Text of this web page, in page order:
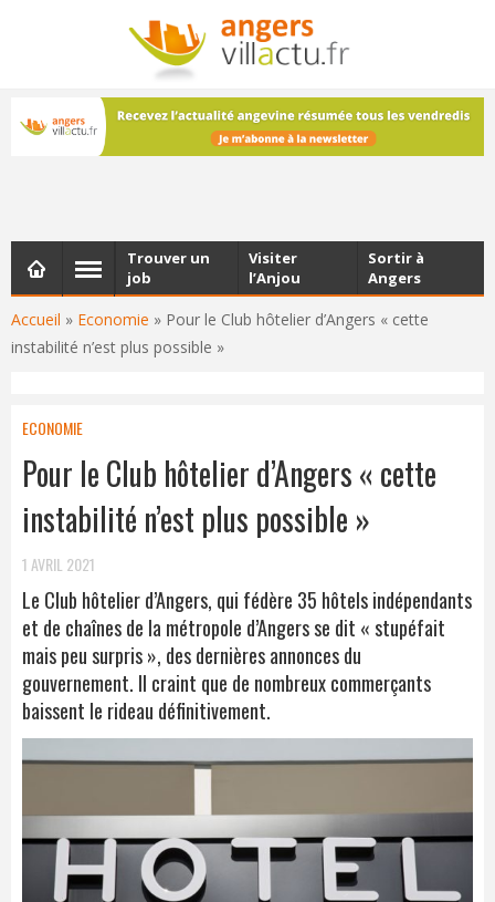
NEWSLETTER
Les dernières actualités d'Angers, chaque vendredi dans
votre boîte e-mail
Accueil » Economie » Pour le Club hôtelier d’Angers « cette
instabilité n’est plus possible »
Trouver un
job
Visiter
l’Anjou
Sortir à
Angers
ECONOMIE
Pour le Club hôtelier d’Angers « cette
instabilité n’est plus possible »
1 AVRIL 2021
Le Club hôtelier d’Angers, qui fédère 35 hôtels indépendants
et de chaînes de la métropole d’Angers se dit « stupéfait
mais peu surpris », des dernières annonces du
gouvernement. Il craint que de nombreux commerçants
baissent le rideau définitivement.